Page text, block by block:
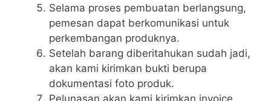
Selama proses pembuatan berlangsung,
pemesan dapat berkomunikasi untuk
perkembangan produknya.
Setelah barang diberitahukan sudah jadi,
akan kami kirimkan bukti berupa
dokumentasi foto produk.
Pelunasan akan kami kirimkan invoice